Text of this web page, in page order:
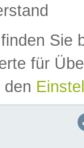
Sie
für
den